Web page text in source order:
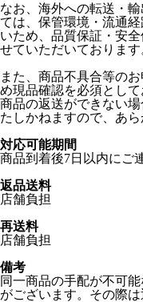
なお、海外への転送・
ては、保管環境・流通
いため、品質保証・安
せていただいております
また、商品不具合等の
め現品確認を必須として
商品の返送ができない
たしかねますので、あら
対応可能期間
商品到着後7日以内にご
返品送料
店舗負担
再送料
店舗負担
備考
同一商品の手配が不可
がございます。その際